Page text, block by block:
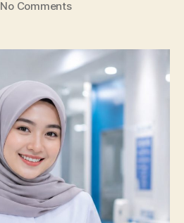
No Commentson
Unissula
Catatkan
Prestasi
Membanggakan,
100%
Mahasiswanya
Kompetensi
Nasional